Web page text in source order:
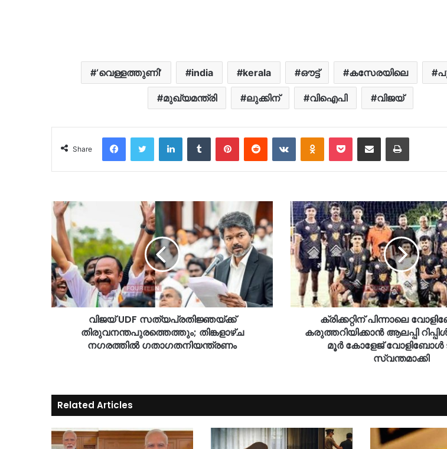
‘വെള്ളത്തുണി’ india kerala ഔട്ട് കസേരയിലെ
മുഖ്യമന്ത്രി ലുക്കിന് വിഐപി വിജയ്
Share
FacebookTwitter LinkedInTumblr PinterestReddit VKontakteOdnoklassniki
Pocket Share via Email Print
വിജയ് UDF സത്യപ്രതിജ്ഞയ്ക്ക്
തിരുവനന്തപുരത്തെത്തും; തിങ്കളാഴ്ച
നഗരത്തിൽ ഗതാഗതനിയന്ത്രണം
ക്രിക്കറ്റിന് പിന്നാലെ
കരുത്തറിയിക്കാൻ ആലപ്പി
മൂർ കോളേജ് വോളിബോൾ
സ്വന്തമാക്കി
Related Articles